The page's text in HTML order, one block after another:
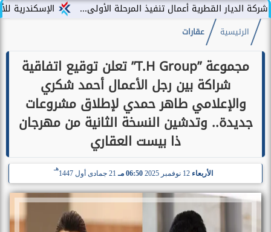
الإسكندرية للأسمدة أعمال تنفيذ المرحلة الأولى...
الرئيسية عقارات
مجموعة ”T.H Group” تعلن توقيع اتفاقية
شراكة بين رجل الأعمال أحمد شكري
والإعلامي طاهر حمدي لإطلاق مشروعات
جديدة.. وتدشين النسخة الثانية من مهرجان
ذا بيست العقاري
الأربعاء 12 نوفمبر 2025 06:50 مـ 21 جمادى أول 1447
هـ